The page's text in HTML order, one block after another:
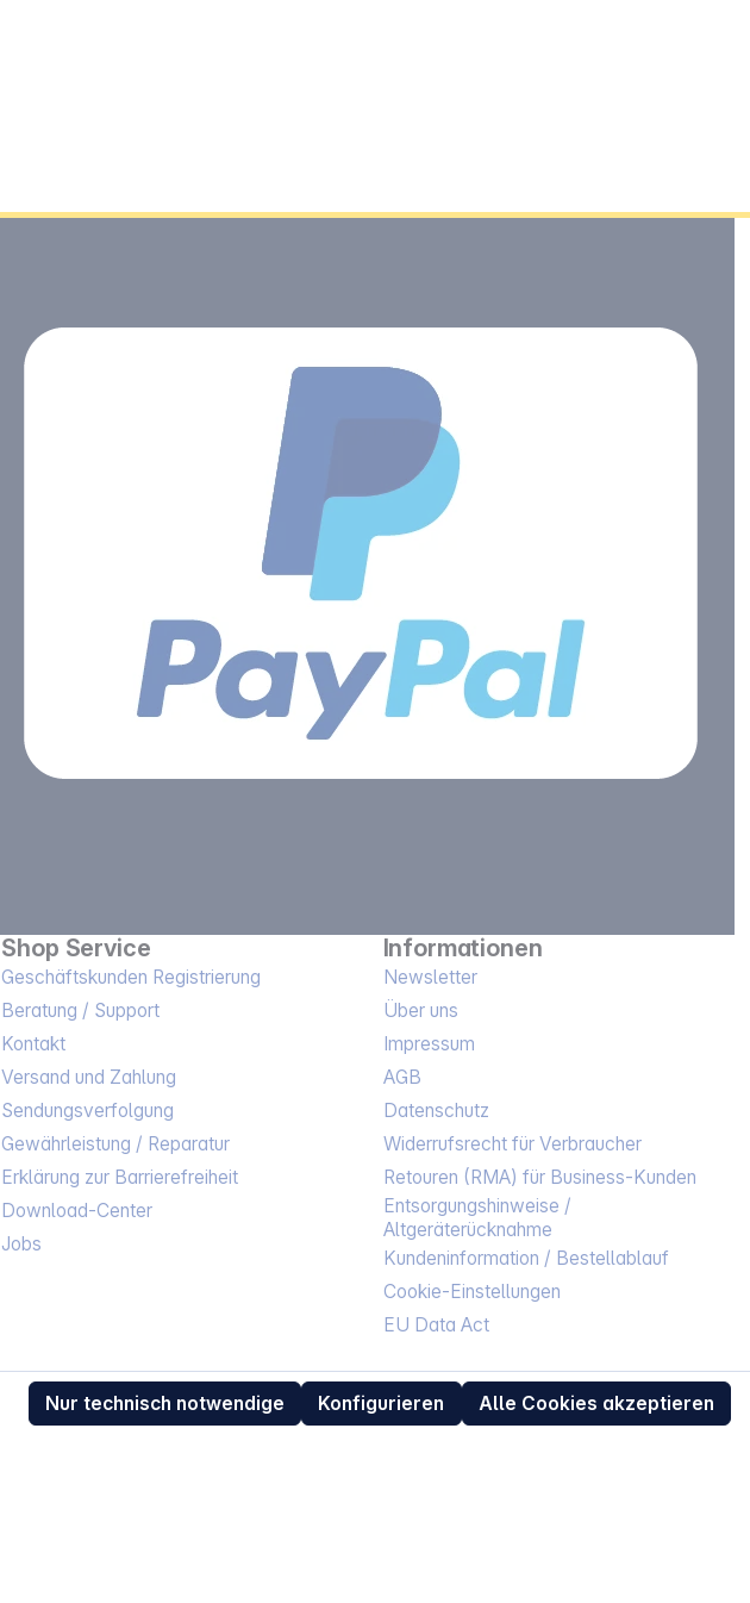
Shop Service
Geschäftskunden Registrierung
Beratung / Support
Kontakt
Versand und Zahlung
Sendungsverfolgung
Gewährleistung / Reparatur
Erklärung zur Barrierefreiheit
Download-Center
Jobs
Informationen
Newsletter
Über uns
Impressum
AGB
Datenschutz
Widerrufsrecht für Verbraucher
Retouren (RMA) für Business-Kunden
Entsorgungshinweise /
Altgeräterücknahme
Kundeninformation / Bestellablauf
Cookie-Einstellungen
EU Data Act
Nur technisch notwendige Konfigurieren Alle Cookies akzeptieren